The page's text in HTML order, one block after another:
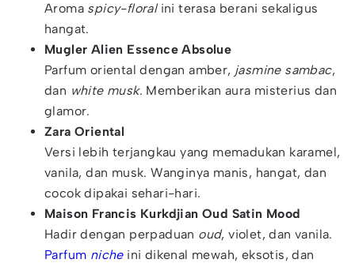
Aroma spicy-floralini terasa berani sekaligus
hangat.
Mugler Alien Essence Absolue
Parfum oriental dengan amber, jasmine sambac,
dan white musk. Memberikan aura misterius dan
glamor.
Zara Oriental
Versi lebih terjangkau yang memadukan karamel,
vanila, dan musk. Wanginya manis, hangat, dan
cocok dipakai sehari-hari.
Maison Francis Kurkdjian Oud Satin Mood
Hadir dengan perpaduan oud, violet, dan vanila.
Parfum niche ini dikenal mewah, eksotis, dan